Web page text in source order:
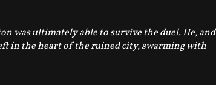
was ultimately able to survive the duel. He, and
in the heart of the ruined city, swarming with